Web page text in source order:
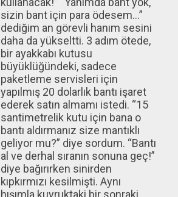
sizin bant için para ödesem…”
dediğim an görevli hanım sesini
daha da yükseltti. 3 adım ötede,
bir ayakkabı kutusu
büyüklüğündeki, sadece
paketleme servisleri için
yapılmış 20 dolarlık bantı işaret
ederek satın almamı istedi. “15
santimetrelik kutu için bana o
bantı aldırmanız size mantıklı
geliyor mu?” diye sordum. “Bantı
al ve derhal sıranın sonuna geç!”
diye bağırırken sinirden
kıpkırmızı kesilmişti. Aynı
hışımla kuyruktaki bir sonraki